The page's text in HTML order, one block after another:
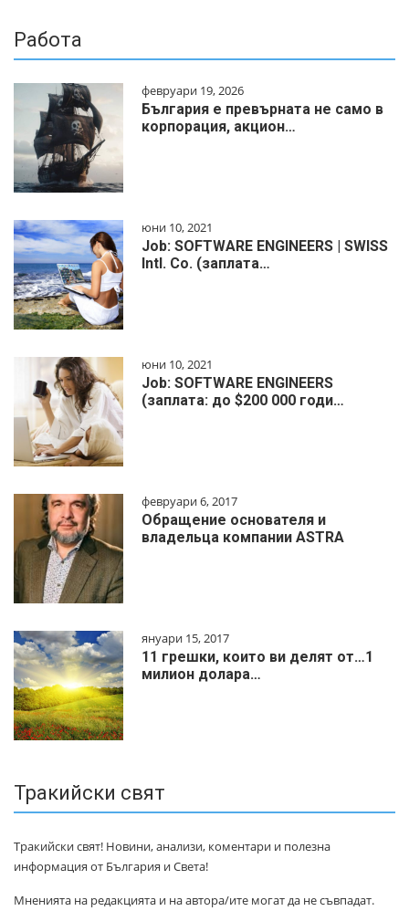
Работа
февруари 19, 2026
България е превърната не само в
корпорация, акцион…
юни 10, 2021
Job: SOFTWARE ENGINEERS | SWISS
Intl. Co. (заплата…
юни 10, 2021
Job: SOFTWARE ENGINEERS
(заплата: до $200 000 годи…
февруари 6, 2017
Обращение основателя и
владельца компании ASTRA
януари 15, 2017
11 грешки, които ви делят от…1
милиoн дoлapa…
Тракийски свят
Тракийски свят! Новини, анализи, коментари и полезна
информация от България и Света!
Мненията на редакцията и на автора/ите могат да не съвпадат.